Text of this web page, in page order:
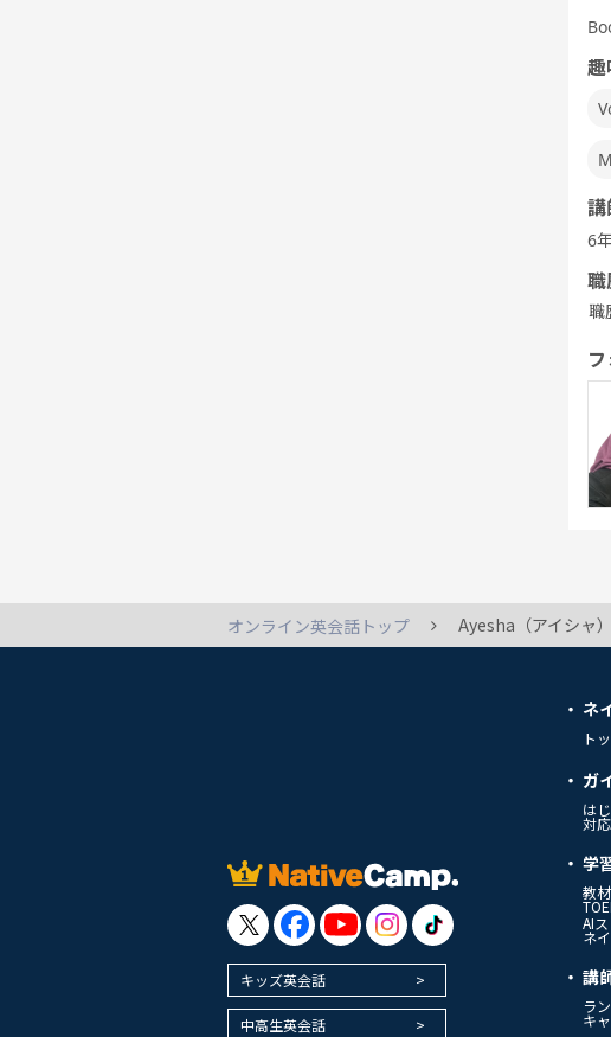
ビ
趣
講
6
職
職
オンライン英会話トップ Ayesha（アイシャ
キッズ英会話
中高生英会話
ネ
ト
ガ
は
対
学
教
AI
ネ
講
ラ
キ